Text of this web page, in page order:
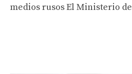
medios rusos El Ministerio de